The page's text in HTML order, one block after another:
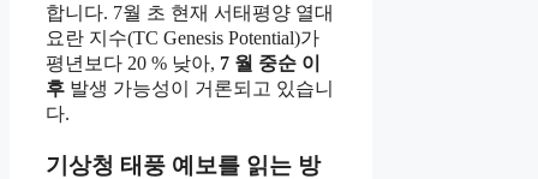
합니다. 7월 초 현재 서태평양 열대
요란 지수(TC Genesis Potential)가
평년보다 20 % 낮아, 7 월 중순 이
후 발생 가능성이 거론되고 있습니
다.
기상청 태풍 예보를 읽는 방